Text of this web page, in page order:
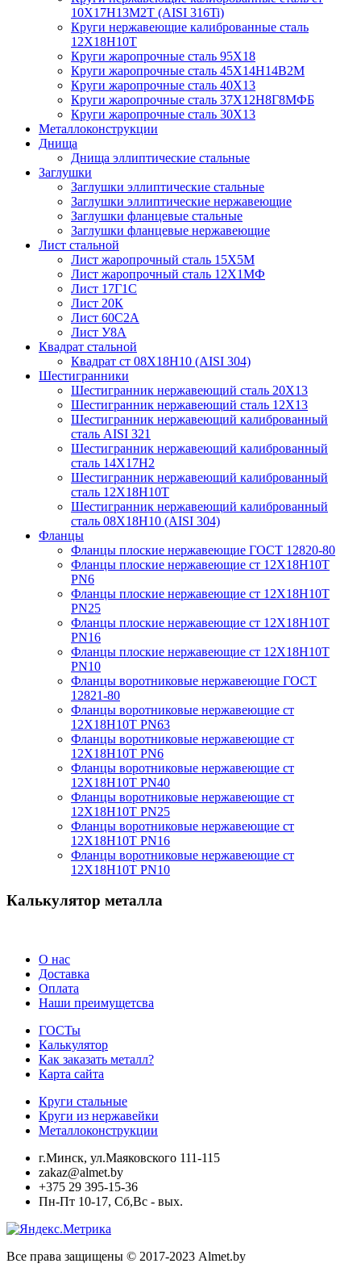
10Х17Н13М2Т (AISI 316Ti)
Круги нержавеющие калиброванные сталь
12Х18Н10Т
Круги жаропрочные сталь 95Х18
Круги жаропрочные сталь 45Х14Н14В2М
Круги жаропрочные сталь 40Х13
Круги жаропрочные сталь 37Х12Н8Г8МФБ
Круги жаропрочные сталь 30Х13
Металлоконструкции
Днища
Днища эллиптические стальные
Заглушки
Заглушки эллиптические стальные
Заглушки эллиптические нержавеющие
Заглушки фланцевые стальные
Заглушки фланцевые нержавеющие
Лист стальной
Лист жаропрочный сталь 15Х5М
Лист жаропрочный сталь 12Х1МФ
Лист 17Г1С
Лист 20К
Лист 60С2А
Лист У8А
Квадрат стальной
Квадрат ст 08Х18Н10 (AISI 304)
Шестигранники
Шестигранник нержавеющий сталь 20Х13
Шестигранник нержавеющий сталь 12Х13
Шестигранник нержавеющий калиброванный
сталь AISI 321
Шестигранник нержавеющий калиброванный
сталь 14Х17Н2
Шестигранник нержавеющий калиброванный
сталь 12Х18Н10Т
Шестигранник нержавеющий калиброванный
сталь 08Х18Н10 (AISI 304)
Фланцы
Фланцы плоские нержавеющие ГОСТ 12820-80
Фланцы плоские нержавеющие ст 12Х18Н10Т
PN6
Фланцы плоские нержавеющие ст 12Х18Н10Т
PN25
Фланцы плоские нержавеющие ст 12Х18Н10Т
PN16
Фланцы плоские нержавеющие ст 12Х18Н10Т
PN10
Фланцы воротниковые нержавеющие ГОСТ
12821-80
Фланцы воротниковые нержавеющие ст
12Х18Н10Т PN63
Фланцы воротниковые нержавеющие ст
12Х18Н10Т PN6
Фланцы воротниковые нержавеющие ст
12Х18Н10Т PN40
Фланцы воротниковые нержавеющие ст
12Х18Н10Т PN25
Фланцы воротниковые нержавеющие ст
12Х18Н10Т PN16
Фланцы воротниковые нержавеющие ст
12Х18Н10Т PN10
Калькулятор металла
О нас
Доставка
Оплата
Наши преимущетсва
ГОСТы
Калькулятор
Как заказать металл?
Карта сайта
Круги стальные
Круги из нержавейки
Металлоконструкции
г.Минск, ул.Маяковского 111-115
zakaz@almet.by
+375 29 395-15-36
Пн-Пт 10-17, Сб,Вс - вых.
Все права защищены © 2017-2023 Almet.by